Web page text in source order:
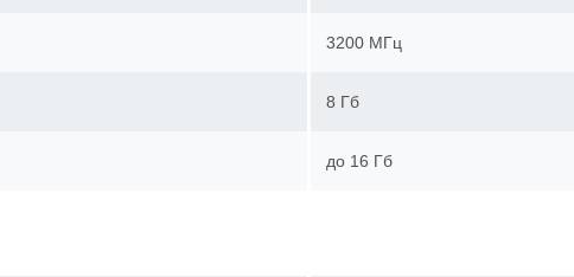
3200 МГц
8 Гб
до 16 Гб